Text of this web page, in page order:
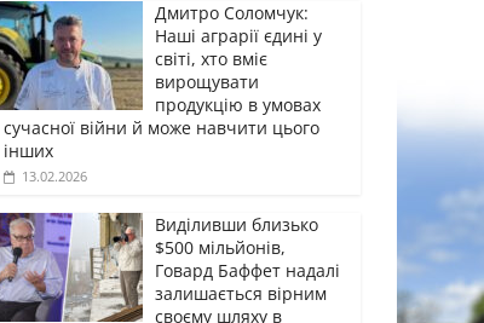
Дмитро Соломчук:
Наші аграрії єдині у
світі, хто вміє
вирощувати
продукцію в умовах
сучасної війни й може навчити цього
інших
13.02.2026
Виділивши близько
$500 мільйонів,
Говард Баффет надалі
залишається вірним
своєму шляху в